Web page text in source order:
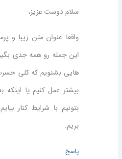
سلام دوست عزیز،
واقعا عنوان متن زیبا و
این جمله رو همه جدی
هایی بشنویم که کلی
بیشتر عمل کنیم یا اینکه
بتونیم با شرایط کنار
بریم.
پاسخ